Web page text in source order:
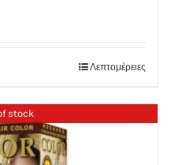
Λεπτομέρειες
stock